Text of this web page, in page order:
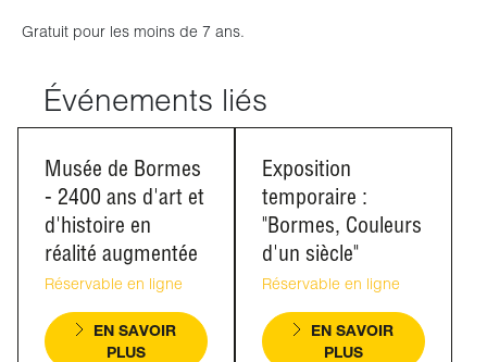
Gratuit pour les moins de 7 ans.
Événements liés
Musée de Bormes
- 2400 ans d'art et
d'histoire en
réalité augmentée
Réservable en ligne
EN SAVOIR
PLUS
Exposition
temporaire :
"Bormes, Couleurs
d'un siècle"
Réservable en ligne
EN SAVOIR
PLUS